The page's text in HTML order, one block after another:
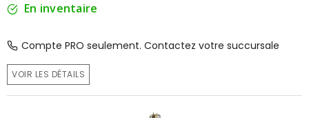
En inventaire
Compte PRO seulement. Contactez votre succursale
VOIR LES DÉTAILS